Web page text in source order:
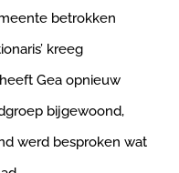
betrokken
kreeg
Gea opnieuw
bijgewoond,
werd besproken wat